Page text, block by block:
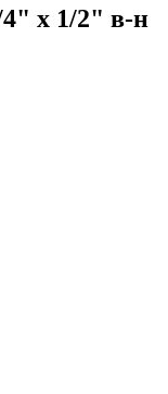
4" х 1/2" в-н